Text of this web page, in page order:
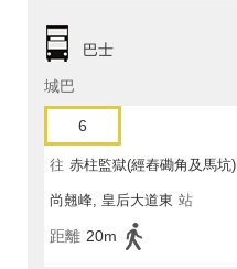
巴士
城巴
6
往 赤柱監獄(經舂磡角及馬坑)
尚翹峰, 皇后大道東 站
距離 20m